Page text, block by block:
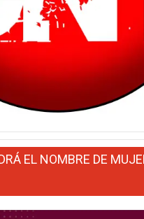
EL NOMBRE DE